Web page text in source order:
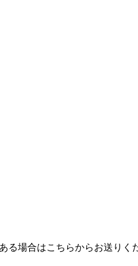
る場合はこちらからお送りく